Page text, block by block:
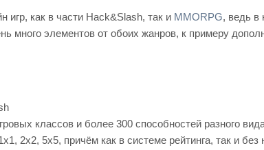
как в части Hack&Slash, так и MMORPG, ведь в
много элементов от обоих жанров, к примеру
классов и более 300 способностей разного
2х2, 5х5, причём как в системе рейтинга, так и без